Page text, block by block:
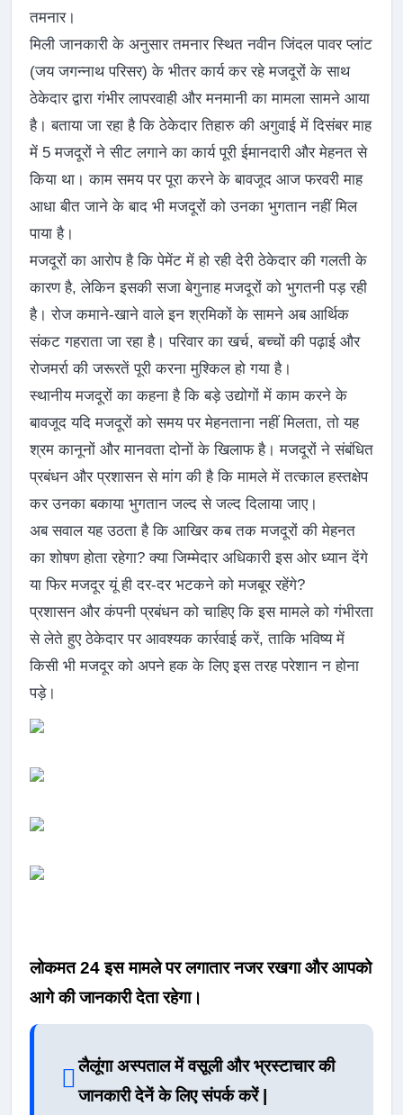
तमनार।
मिली जानकारी के अनुसार तमनार स्थित नवीन जिंदल पावर प्लांट
(जय जगन्नाथ परिसर) के भीतर कार्य कर रहे मजदूरों के साथ
ठेकेदार द्वारा गंभीर लापरवाही और मनमानी का मामला सामने आया
है। बताया जा रहा है कि ठेकेदार तिहारु की अगुवाई में दिसंबर माह
में 5 मजदूरों ने सीट लगाने का कार्य पूरी ईमानदारी और मेहनत से
किया था। काम समय पर पूरा करने के बावजूद आज फरवरी माह
आधा बीत जाने के बाद भी मजदूरों को उनका भुगतान नहीं मिल
पाया है।
मजदूरों का आरोप है कि पेमेंट में हो रही देरी ठेकेदार की गलती के
कारण है, लेकिन इसकी सजा बेगुनाह मजदूरों को भुगतनी पड़ रही
है। रोज कमाने-खाने वाले इन श्रमिकों के सामने अब आर्थिक
संकट गहराता जा रहा है। परिवार का खर्च, बच्चों की पढ़ाई और
रोजमर्रा की जरूरतें पूरी करना मुश्किल हो गया है।
स्थानीय मजदूरों का कहना है कि बड़े उद्योगों में काम करने के
बावजूद यदि मजदूरों को समय पर मेहनताना नहीं मिलता, तो यह
श्रम कानूनों और मानवता दोनों के खिलाफ है। मजदूरों ने संबंधित
प्रबंधन और प्रशासन से मांग की है कि मामले में तत्काल हस्तक्षेप
कर उनका बकाया भुगतान जल्द से जल्द दिलाया जाए।
अब सवाल यह उठता है कि आखिर कब तक मजदूरों की मेहनत
का शोषण होता रहेगा? क्या जिम्मेदार अधिकारी इस ओर ध्यान देंगे
या फिर मजदूर यूं ही दर-दर भटकने को मजबूर रहेंगे?
प्रशासन और कंपनी प्रबंधन को चाहिए कि इस मामले को गंभीरता
से लेते हुए ठेकेदार पर आवश्यक कार्रवाई करें, ताकि भविष्य में
किसी भी मजदूर को अपने हक के लिए इस तरह परेशान न होना
पड़े।
लोकमत 24 इस मामले पर लगातार नजर रखगा और आपको
आगे की जानकारी देता रहेगा।
लैलूंगा अस्पताल में वसूली और भ्रस्टाचार की
जानकारी देनें के लिए संपर्क करें |